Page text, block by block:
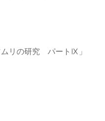
リの研究 パートⅨ」